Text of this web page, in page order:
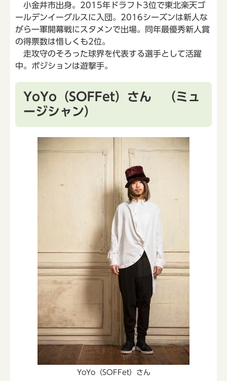
小金井市出身。2015年ドラフト3位で東北楽天ゴ
ールデンイーグルスに入団。2016シーズンは新人な
がら一軍開幕戦にスタメンで出場。同年最優秀新人賞
の得票数は惜しくも2位。
走攻守のそろった球界を代表する選手として活躍
中。ポジションは遊撃手。
YoYo（SOFFet）さん （ミュ
ージシャン）
YoYo（SOFFet）さん